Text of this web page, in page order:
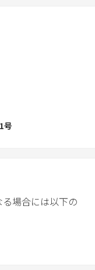
号
る場合には以下の